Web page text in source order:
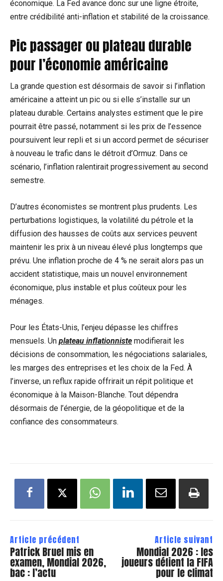
économique. La Fed avance donc sur une ligne étroite,
entre crédibilité anti-inflation et stabilité de la croissance.
Pic passager ou plateau durable
pour l’économie américaine
La grande question est désormais de savoir si l’inflation
américaine a atteint un pic ou si elle s’installe sur un
plateau durable. Certains analystes estiment que le pire
pourrait être passé, notamment si les prix de l’essence
poursuivent leur repli et si un accord permet de sécuriser
à nouveau le trafic dans le détroit d’Ormuz. Dans ce
scénario, l’inflation ralentirait progressivement au second
semestre.
D’autres économistes se montrent plus prudents. Les
perturbations logistiques, la volatilité du pétrole et la
diffusion des hausses de coûts aux services peuvent
maintenir les prix à un niveau élevé plus longtemps que
prévu. Une inflation proche de 4 % ne serait alors pas un
accident statistique, mais un nouvel environnement
économique, plus instable et plus coûteux pour les
ménages.
Pour les États-Unis, l’enjeu dépasse les chiffres
mensuels. Un plateau inflationniste modifierait les
décisions de consommation, les négociations salariales,
les marges des entreprises et les choix de la Fed. À
l’inverse, un reflux rapide offrirait un répit politique et
économique à la Maison-Blanche. Tout dépendra
désormais de l’énergie, de la géopolitique et de la
confiance des consommateurs.
Article précédent
Patrick Bruel mis en
examen, Mondial 2026,
bac : l’actu
Article suivant
Mondial 2026 : les
joueurs défient la FIFA
pour le climat